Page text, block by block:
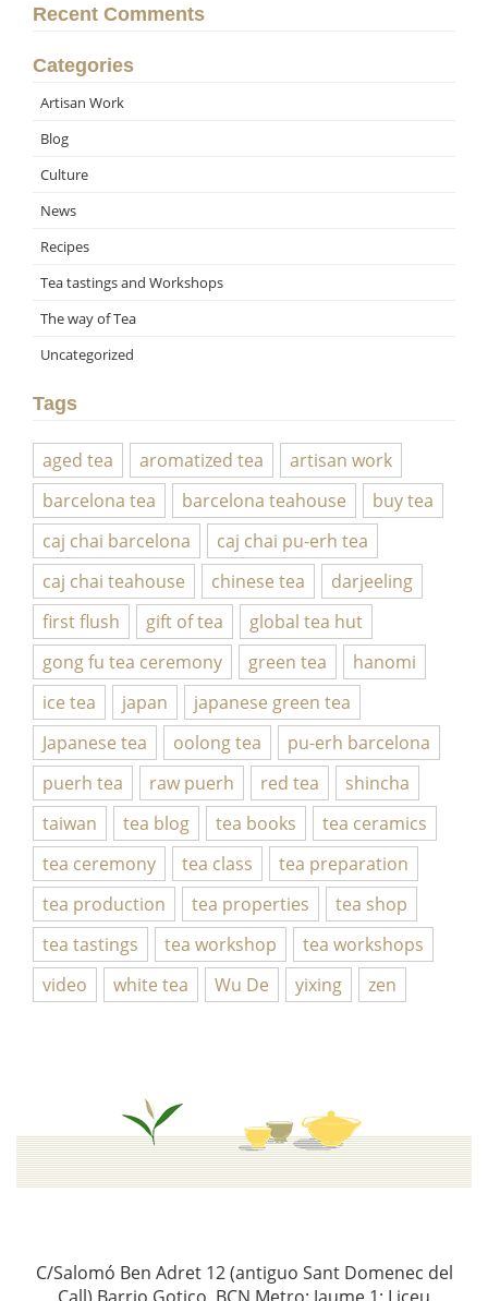
Recent Comments
Categories
Artisan Work
Blog
Culture
News
Recipes
Tea tastings and Workshops
The way of Tea
Uncategorized
Tags
aged tea aromatized tea
artisan work
barcelona tea
barcelona teahouse
buy tea
caj chai barcelona
caj chai pu-erh tea
caj chai teahouse
chinese tea
darjeeling
first flush
gift of tea
global tea hut
gong fu tea ceremony
green tea
hanomi
ice tea
japan
japanese green tea
Japanese tea
oolong tea
pu-erh barcelona
puerh tea
raw puerh red tea
shincha
taiwan
tea blog tea books
tea ceramics
tea ceremony
tea class
tea preparation
tea production
tea properties
tea shop
tea tastings
tea workshop
tea workshops
video
white tea Wu De yixing zen
C/Salomó Ben Adret 12 (antiguo Sant Domenec del